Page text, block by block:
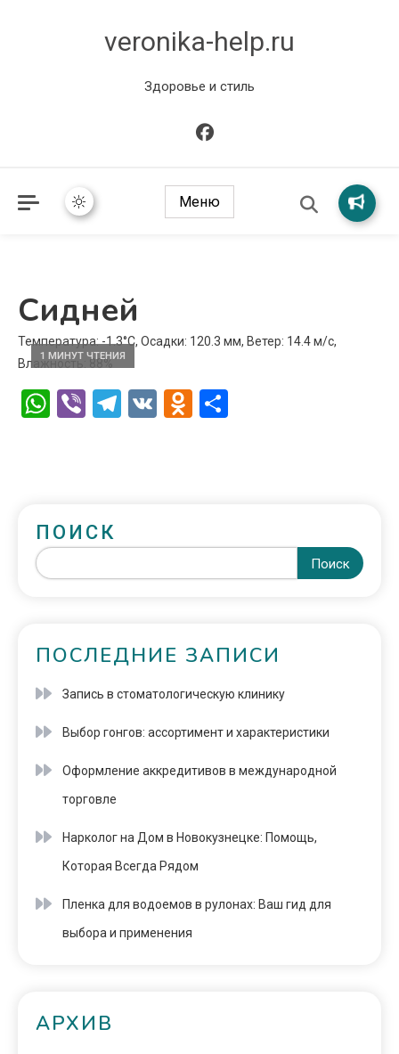
veronika-help.ru
Здоровье и стиль
Меню
Сидней
1 МИНУТ ЧТЕНИЯ
Температура: -1.3°C, Осадки: 120.3 мм, Ветер: 14.4 м/с,
Влажность: 88%
WhatsApp
ViberTelegram
VK Odnoklassniki
ПОИСК
Поиск
ПОСЛЕДНИЕ ЗАПИСИ
Запись в стоматологическую клинику
Выбор гонгов: ассортимент и характеристики
Оформление аккредитивов в международной
торговле
Нарколог на Дом в Новокузнецке: Помощь,
Которая Всегда Рядом
Пленка для водоемов в рулонах: Ваш гид для
выбора и применения
АРХИВ